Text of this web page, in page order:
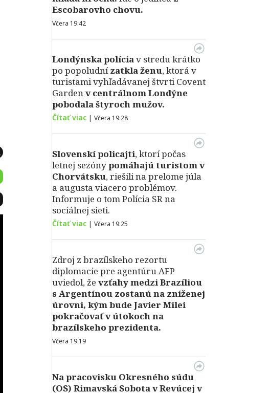
Escobarovho chovu.
Včera 19:42
Londýnska políciav stredu krátko
po popoludnízatkla ženu, ktorá v
turistami vyhľadávanej štvrti Covent
Gardenv centrálnom Londýne
pobodala štyroch mužov.
Čítať viac | Včera 19:28
Slovenskí policajti, ktorí počas
letnej sezónypomáhajú turistom v
Chorvátsku, riešili na prelome júla
a augusta viacero problémov.
Informuje o tom Polícia SR na
sociálnej sieti.
Čítať viac | Včera 19:25
Zdroj z brazílskeho rezortu
diplomacie pre agentúru AFP
uviedol, že vzťahy medzi Brazíliou
s Argentínou zostanú na zníženej
úrovni, kým bude Javier Milei
pokračovať v útokoch na
brazílskeho prezidenta.
Včera 19:19
Na pracovisku Okresného súdu
(OS) Rimavská Sobota v Revúcej v